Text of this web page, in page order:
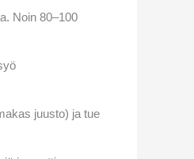
Noin 80–100
juusto) ja tue